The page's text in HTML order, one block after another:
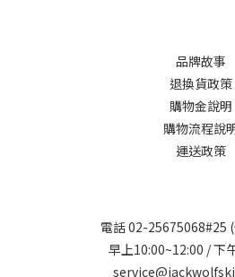
品牌故事
退換貨政策
購物金說明
購物流程說
運送政策
電話 02-25675068#25
早上10:00~12:00 / 下